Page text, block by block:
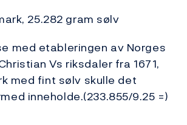
25.282 gram sølv
med etableringen av Norges
Vs riksdaler fra 1671,
med fint sølv skulle det
inneholde.(233.855/9.25 =)